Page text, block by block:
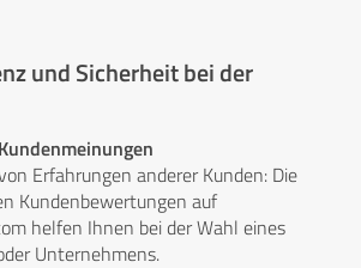
und Sicherheit bei der
Erfahrungen anderer Kunden: Die
Kundenbewertungen auf
helfen Ihnen bei der Wahl eines
Unternehmens.